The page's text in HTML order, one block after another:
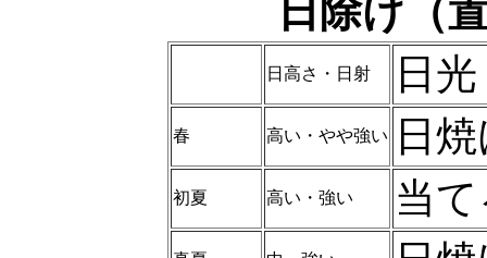
日除け（
日高さ・日射 日光
春 高い・やや強い 日
初夏 高い・強い 当